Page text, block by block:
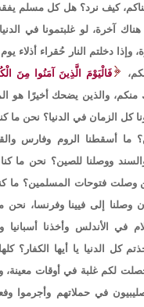
كيف نرد؟ هل كل مسلم
آخرة، لو غلبتمونا في
وإذا دخلتم النار حُقراء أذلاء
فَالْيَوْمَ الَّذِينَ آمَنُوا مِنَ
والذين يضحك أخيرًا هو
كل الزمان في الدنيا؟ نحن
ما أسقطنا الروم وفارس
ووصلنا للصين؟ نحن ما
وصلت فتوحات المسلمين؟ ما
إلى فيينا وفرنسا، نحن
في الأندلس وأخذنا أسبانيا
كل الدنيا يا أيها الكفار؟
لكم غلبة في أوقات معينة،
في حملاتهم وأجرموا